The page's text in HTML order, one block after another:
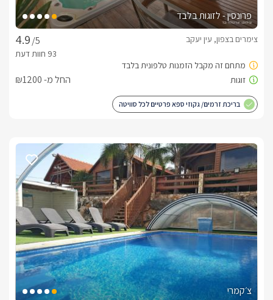
פרונסין - לזוגות בלבד
/5
צימרים בצפון, עין יעקב
החל מ- ₪1200
בריכת זרמים/ גקוזי ספא פרטיים לכל סוויטה
צ׳קמרי